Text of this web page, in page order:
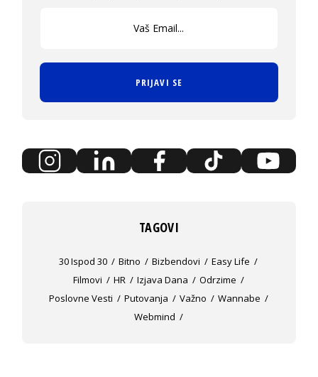
PRIJAVI SE
TAGOVI
30 Ispod 30 Bitno Bizbendovi
Easy Life
Filmovi
HR Izjava Dana
Odrzime
Poslovne Vesti
Putovanja Važno
Wannabe
Webmind